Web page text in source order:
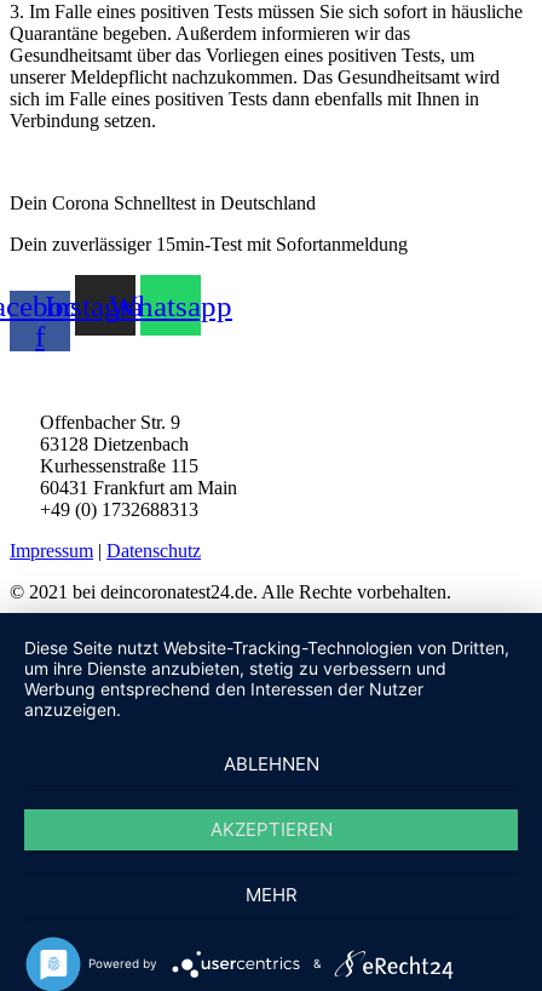
3. Im Falle eines positiven Tests müssen Sie sich sofort in häusliche
Quarantäne begeben. Außerdem informieren wir das
Gesundheitsamt über das Vorliegen eines positiven Tests, um
unserer Meldepflicht nachzukommen. Das Gesundheitsamt wird
sich im Falle eines positiven Tests dann ebenfalls mit Ihnen in
Verbindung setzen.
Dein Corona Schnelltest in Deutschland
Dein zuverlässiger 15min-Test mit Sofortanmeldung
f
InstagramWhatsapp
Offenbacher Str. 9
63128 Dietzenbach
Kurhessenstraße 115
60431 Frankfurt am Main
+49 (0) 1732688313
Impressum | Datenschutz
© 2021 bei deincoronatest24.de. Alle Rechte vorbehalten.
Diese Seite nutzt Website-Tracking-Technologien von Dritten,
um ihre Dienste anzubieten, stetig zu verbessern und
Werbung entsprechend den Interessen der Nutzer
anzuzeigen.
ABLEHNEN
AKZEPTIEREN
MEHR
Powered by &